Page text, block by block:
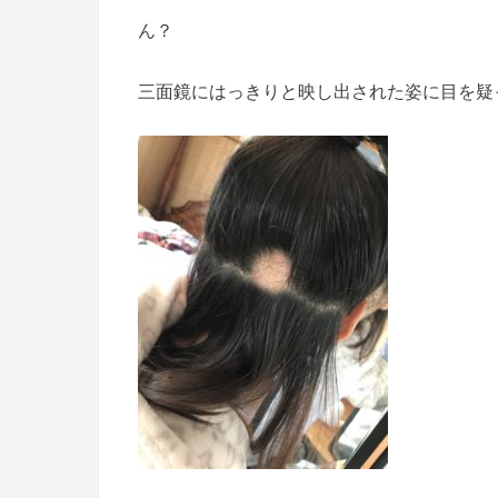
ん？
三面鏡にはっきりと映し出された姿に目を疑